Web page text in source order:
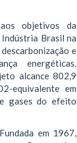
objetivos da
Brasil na
e
energéticas.
alcance 802,9
equivalente em
gases do efeito
em 1967,